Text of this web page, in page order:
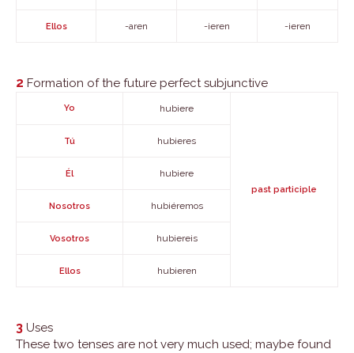
Ellos -aren -ieren -ieren
2 Formation of the future perfect subjunctive
Yo hubiere
past participle
Tú hubieres
Él hubiere
Nosotros hubiéremos
Vosotros hubiereis
Ellos hubieren
3 Uses
These two tenses are not very much used; maybe found